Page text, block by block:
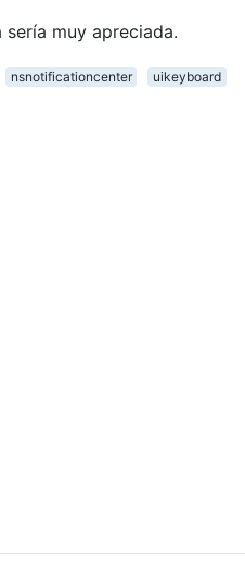
sería muy apreciada.
nsnotificationcenter uikeyboard